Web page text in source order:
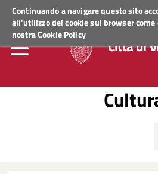
Continuando a navigare questo sito
all'utilizzo dei cookie sul browser
nostraCookie Policy
Regione VenetoACCEDI AI SERVIZI
Città di